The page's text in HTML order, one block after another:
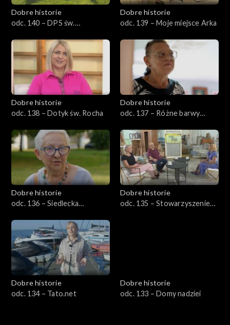
Dobre historie
odc. 140 – DPS św.
Dobre historie
odc. 139 – Moje miejsce Arka
Dobre historie
odc. 138 – Dotyk św. Rocha
Dobre historie
odc. 137 – Różne barwy
Dobre historie
odc. 136 – Siedlecka
Dobre historie
odc. 135 – Stowarzyszenie
Dobre historie
odc. 134 – Tato.net
Dobre historie
odc. 133 – Domy nadziei